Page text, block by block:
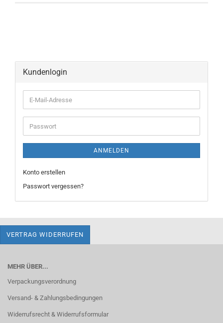
Kundenlogin
E-
Mail-
Adresse
Passwort
ANMELDEN
Konto erstellen
Passwort vergessen?
VERTRAG WIDERRUFEN
MEHR ÜBER...
Verpackungsverordnung
Versand- & Zahlungsbedingungen
Widerrufsrecht & Widerrufsformular